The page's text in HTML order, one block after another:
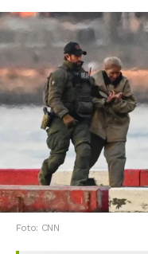
Foto: CNN